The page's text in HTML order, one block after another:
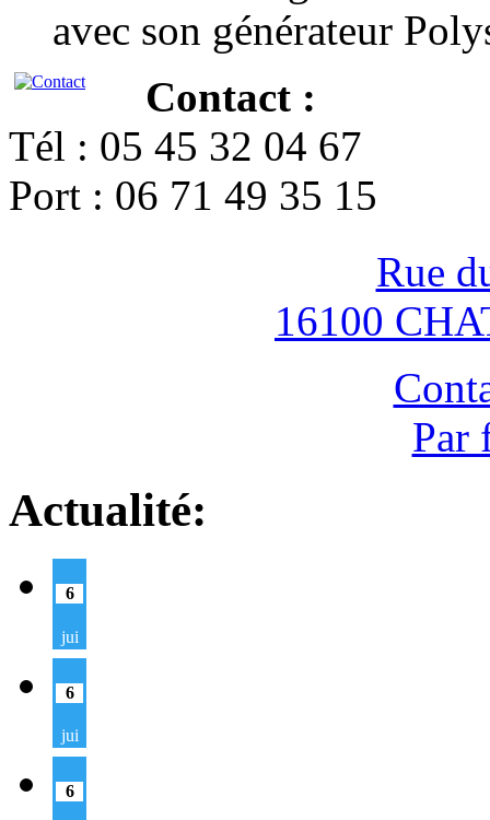
avec son générateur
Contact :
Tél : 05 45 32 04 67
Port : 06 71 49 35 15
Rue
16100
Par
Actualité:
6
jui
6
jui
6